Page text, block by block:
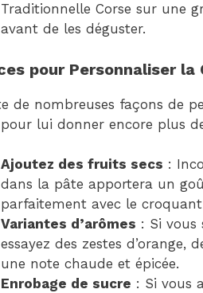
Traditionnelle Corse sur une
avant de les déguster.
pour Personnaliser
de nombreuses façons de
pour lui donner encore plus
Ajoutez des fruits secs :
dans la pâte apportera un
parfaitement avec le
Variantes d’arômes : Si vous
essayez des zestes
une note chaude et épicée.
Enrobage de sucre : Si vous